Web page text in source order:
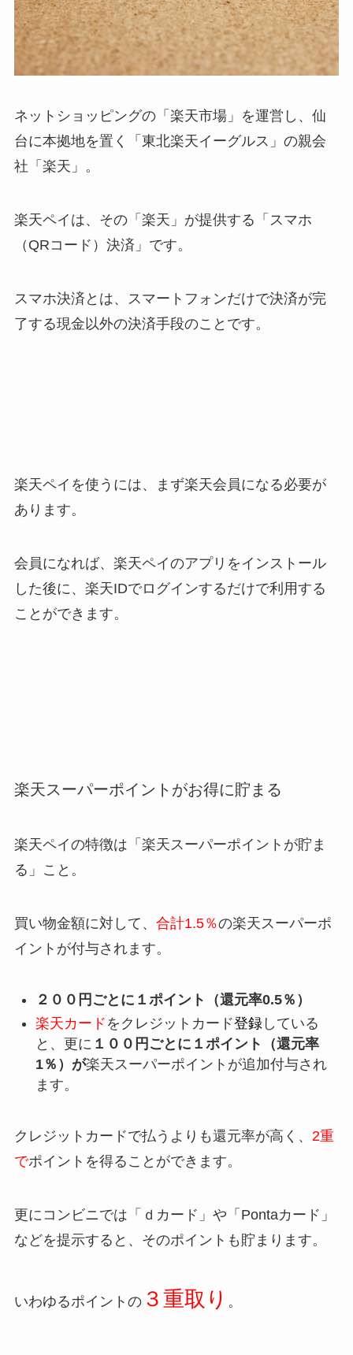
ネットショッピングの「楽天市場」を運営し、仙
台に本拠地を置く「東北楽天イーグルス」の親会
社「楽天」。
楽天ペイは、その「楽天」が提供する「スマホ
（QRコード）決済」です。
スマホ決済とは、スマートフォンだけで決済が完
了する現金以外の決済手段のことです。
楽天ペイを使うには、まず楽天会員になる必要が
あります。
会員になれば、楽天ペイのアプリをインストール
した後に、楽天IDでログインするだけで利用する
ことができます。
楽天スーパーポイントがお得に貯まる
楽天ペイの特徴は「楽天スーパーポイントが貯ま
る」こと。
買い物金額に対して、 合計1.5％の楽天スーパーポ
イントが付与されます。
２００円ごとに１ポイント（還元率0.5％）
楽天カード をクレジットカード登録している
と、更に １００円ごとに１ポイント（還元率
1％）が楽天スーパーポイントが追加付与され
ます。
クレジットカードで払うよりも還元率が高く、 2重
でポイントを得ることができます。
更にコンビニでは「ｄカード」や「Pontaカード」
などを提示すると、そのポイントも貯まります。
いわゆるポイントの３重取り 。